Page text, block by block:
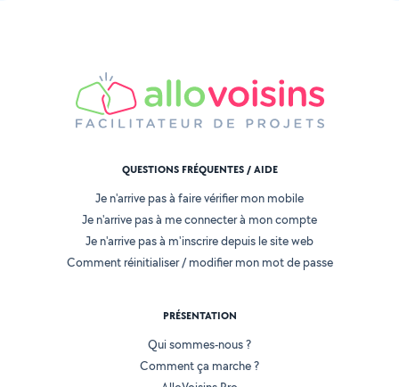
QUESTIONS FRÉQUENTES / AIDE
Je n'arrive pas à faire vérifier mon mobile
Je n'arrive pas à me connecter à mon compte
Je n'arrive pas à m'inscrire depuis le site web
Comment réinitialiser / modifier mon mot de passe
PRÉSENTATION
Qui sommes-nous ?
Comment ça marche ?